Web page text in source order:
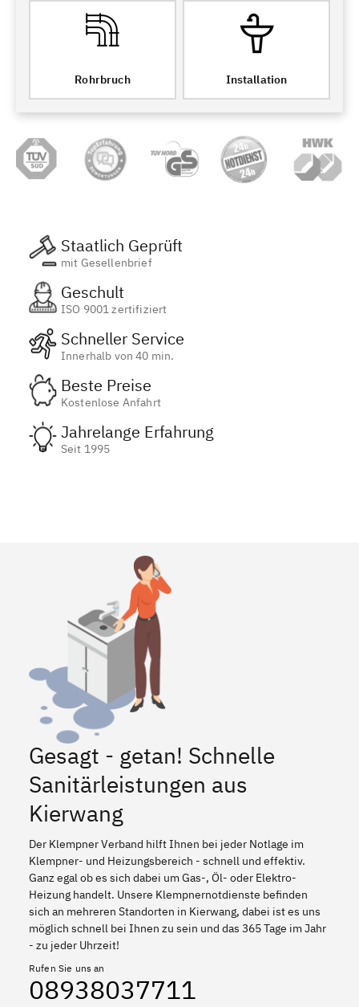
Rohrbruch Installation
Staatlich Geprüft
mit Gesellenbrief
Geschult
ISO 9001 zertifiziert
Schneller Service
Innerhalb von 40 min.
Beste Preise
Kostenlose Anfahrt
Jahrelange Erfahrung
Seit 1995
Gesagt - getan! Schnelle
Sanitärleistungen aus
Kierwang
Der Klempner Verband hilft Ihnen bei jeder Notlage im
Klempner- und Heizungsbereich - schnell und effektiv.
Ganz egal ob es sich dabei um Gas-, Öl- oder Elektro-
Heizung handelt. Unsere Klempnernotdienste befinden
sich an mehreren Standorten in Kierwang, dabei ist es uns
möglich schnell bei Ihnen zu sein und das 365 Tage im Jahr
- zu jeder Uhrzeit!
Rufen Sie uns an
08938037711